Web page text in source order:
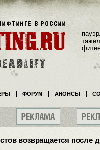
возвращается после
ФОРУМ АНОНСЫ